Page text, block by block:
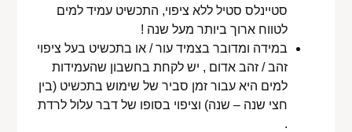
סטיינלס סטיל ללא ציפוי, התכשיט עמיד למים
לטווח ארוך ביותר מעל שנה !
במידה ומדובר בצמיד עור / או בתכשיט בעל ציפוי
זהב / זהב אדום , יש לקחת בחשבון שהעמידות
למים היא עבור זמן סביר של שימוש בתכשיט (בין
חצי שנה – שנה) וציפוי בסופו של דבר עלול לרדת
.